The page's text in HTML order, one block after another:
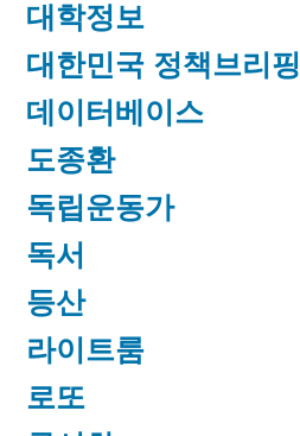
대학정보
대한민국 정책브리핑
데이터베이스
도종환
독립운동가
독서
등산
라이트룸
로또